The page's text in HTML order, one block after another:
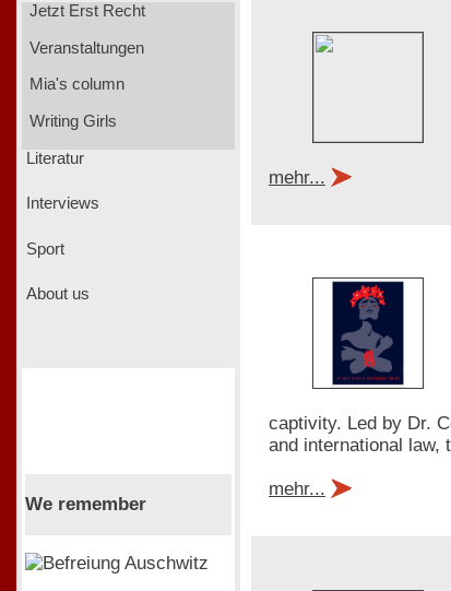
Jetzt Erst Recht
Veranstaltungen
Mia's column
Writing Girls
Literatur
Interviews
Sport
About us
We remember
mehr...
captivity. Led by Dr.
and international
mehr...